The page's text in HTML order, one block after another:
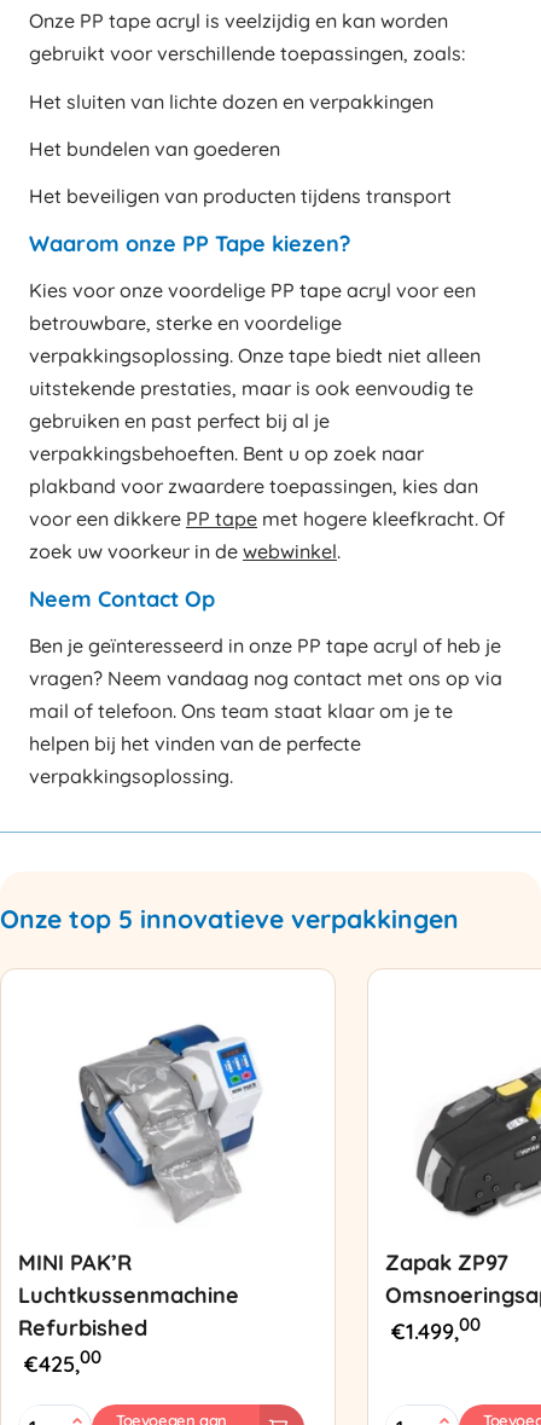
Onze PP tape acryl is veelzijdig en kan worden
gebruikt voor verschillende toepassingen, zoals:
Het sluiten van lichte dozen en verpakkingen
Het bundelen van goederen
Het beveiligen van producten tijdens transport
Waarom onze PP Tape kiezen?
Kies voor onze voordelige PP tape acryl voor een
betrouwbare, sterke en voordelige
verpakkingsoplossing. Onze tape biedt niet alleen
uitstekende prestaties, maar is ook eenvoudig te
gebruiken en past perfect bij al je
verpakkingsbehoeften. Bent u op zoek naar
plakband voor zwaardere toepassingen, kies dan
voor een dikkere PP tape met hogere kleefkracht. Of
zoek uw voorkeur in de webwinkel.
Neem Contact Op
Ben je geïnteresseerd in onze PP tape acryl of heb je
vragen? Neem vandaag nog contact met ons op via
mail of telefoon. Ons team staat klaar om je te
helpen bij het vinden van de perfecte
verpakkingsoplossing.
Onze top 5 innovatieve verpakkingen
MINI PAK’R
Luchtkussenmachine
Refurbished
€425,00
MINI
Toevoegen aan
Zapak ZP97
€1.499,00
Zapak